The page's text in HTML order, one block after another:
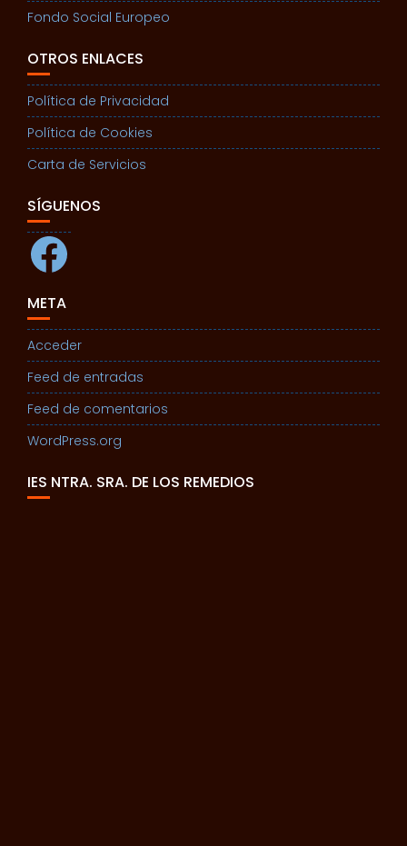
Fondo Social Europeo
OTROS ENLACES
Política de Privacidad
Política de Cookies
Carta de Servicios
SÍGUENOS
Facebook
META
Acceder
Feed de entradas
Feed de comentarios
WordPress.org
IES NTRA. SRA. DE LOS REMEDIOS